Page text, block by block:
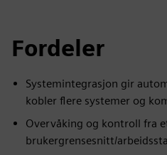
Fordeler
Systemintegrasjon gir
kobler flere systemer og
Overvåking og kontroll fra
brukergrensesnitt/